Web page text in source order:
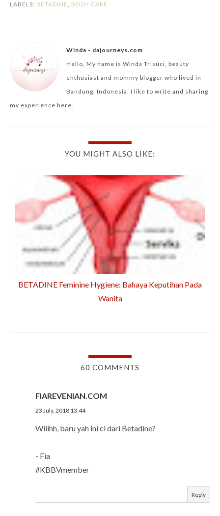
LABELS: BETADINE BODY CARE
Winda - dajourneys.com
Hello, My name is Winda Trisuci, beauty
enthusiast and mommy blogger who lived in
Bandung, Indonesia. I like to write and sharing
my experience here.
YOU MIGHT ALSO LIKE:
BETADINE Feminine Hygiene: Bahaya Keputihan Pada
Wanita
60 COMMENTS
FIAREVENIAN.COM
23 July, 2018 13:44
Wiiihh, baru yah ini ci dari Betadine?
- Fia
#KBBVmember
Reply